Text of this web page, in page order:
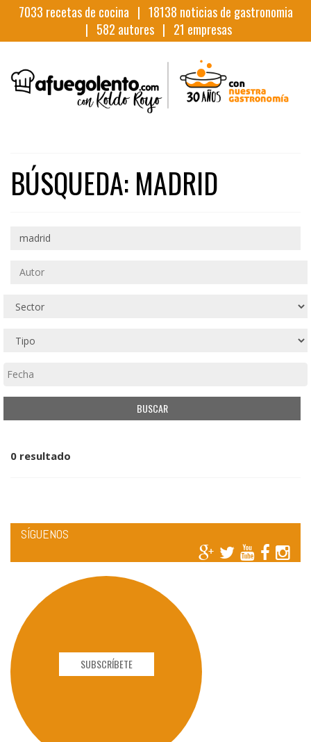
7033 recetas de cocina | 18138 noticias de gastronomia
| 582 autores | 21 empresas
BÚSQUEDA: MADRID
0 resultado
SÍGUENOS
SUBSCRÍBETE